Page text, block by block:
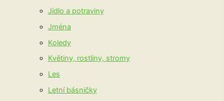
Jídlo a potraviny
Jména
Koledy
Květiny, rostliny, stromy
Les
Letní básničky